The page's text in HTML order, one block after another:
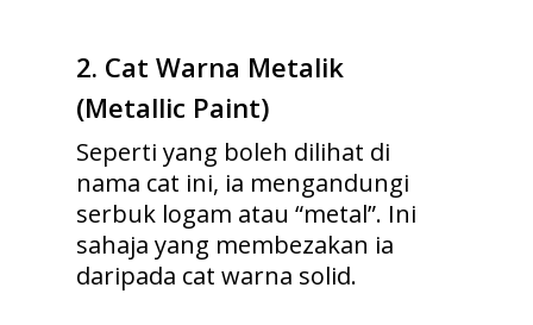
2. Cat Warna Metalik
(Metallic Paint)
Seperti yang boleh dilihat di
nama cat ini, ia mengandungi
serbuk logam atau “metal”. Ini
sahaja yang membezakan ia
daripada cat warna solid.